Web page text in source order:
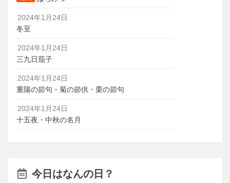
2024年1月24日
冬至
2024年1月24日
三九日茄子
2024年1月24日
重陽の節句・菊の節供・栗の節句
2024年1月24日
十五夜・中秋の名月
今日はなんの日？